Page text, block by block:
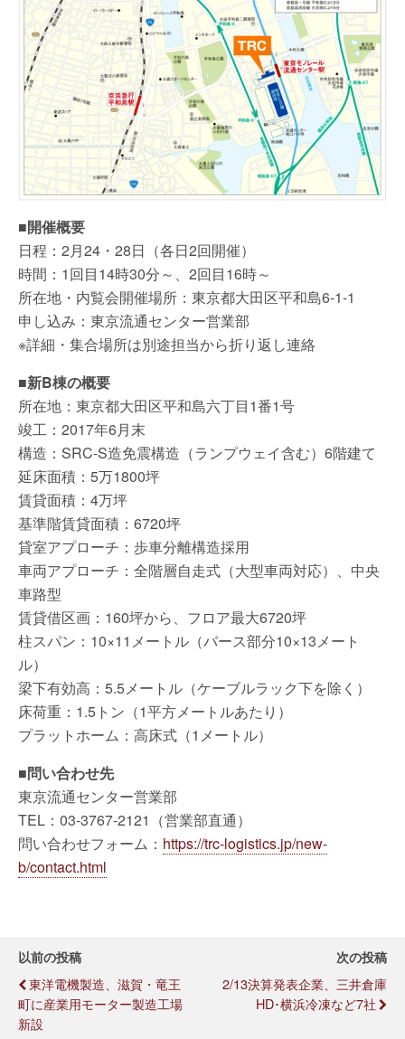
■開催概要
日程：2月24・28日（各日2回開催）
時間：1回目14時30分～、2回目16時～
所在地・内覧会開催場所：東京都大田区平和島6-1-1
申し込み：東京流通センター営業部
※詳細・集合場所は別途担当から折り返し連絡
■新B棟の概要
所在地：東京都大田区平和島六丁目1番1号
竣工：2017年6月末
構造：SRC-S造免震構造（ランプウェイ含む）6階建て
延床面積：5万1800坪
賃貸面積：4万坪
基準階賃貸面積：6720坪
貸室アプローチ：歩車分離構造採用
車両アプローチ：全階層自走式（大型車両対応）、中央
車路型
賃貸借区画：160坪から、フロア最大6720坪
柱スパン：10×11メートル（バース部分10×13メート
ル）
梁下有効高：5.5メートル（ケーブルラック下を除く）
床荷重：1.5トン（1平方メートルあたり）
プラットホーム：高床式（1メートル）
■問い合わせ先
東京流通センター営業部
TEL：03-3767-2121（営業部直通）
問い合わせフォーム： https://trc-logistics.jp/new-
b/contact.html
以前の投稿
東洋電機製造、滋賀・竜王
町に産業用モーター製造工場
新設
次の投稿
2/13決算発表企業、三井倉庫
HD･横浜冷凍など7社